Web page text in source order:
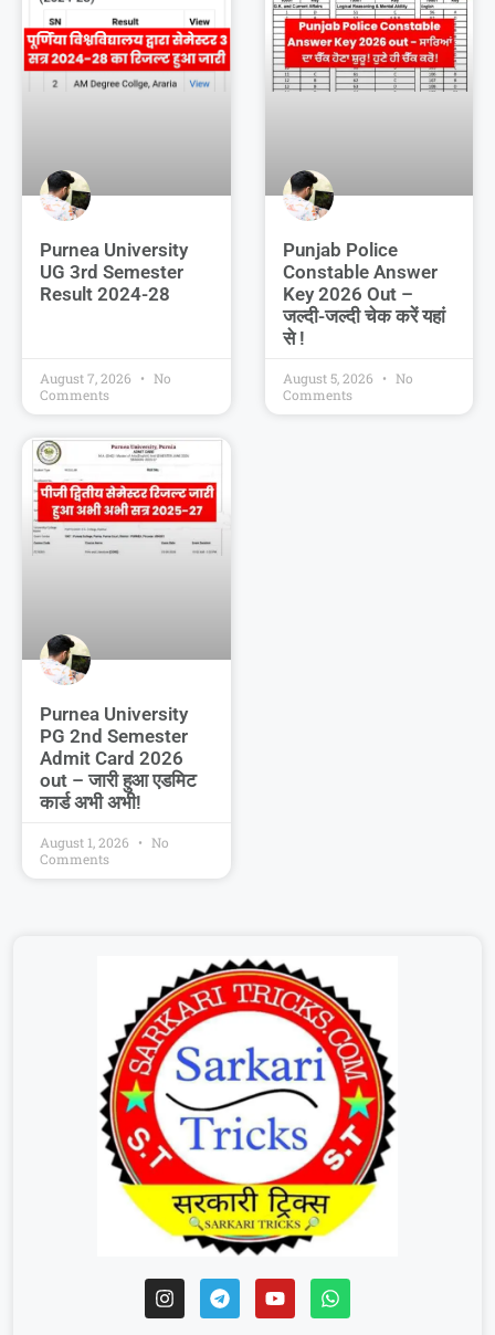
Purnea University
UG 3rd Semester
Result 2024-28
August 7, 2026
No
Comments
Punjab Police
Constable Answer
Key 2026 Out –
जल्दी-जल्दी चेक करें यहां
से !
August 5, 2026
No
Comments
Purnea University
PG 2nd Semester
Admit Card 2026
out – जारी हुआ एडमिट
कार्ड अभी अभी!
August 1, 2026
No
Comments